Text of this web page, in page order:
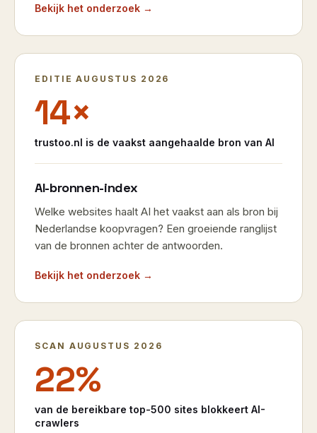
Bekijk het onderzoek →
EDITIE AUGUSTUS 2026
14×
trustoo.nl is de vaakst aangehaalde bron van AI
AI-bronnen-index
Welke websites haalt AI het vaakst aan als bron bij
Nederlandse koopvragen? Een groeiende ranglijst
van de bronnen achter de antwoorden.
Bekijk het onderzoek →
SCAN AUGUSTUS 2026
22%
van de bereikbare top-500 sites blokkeert AI-
crawlers